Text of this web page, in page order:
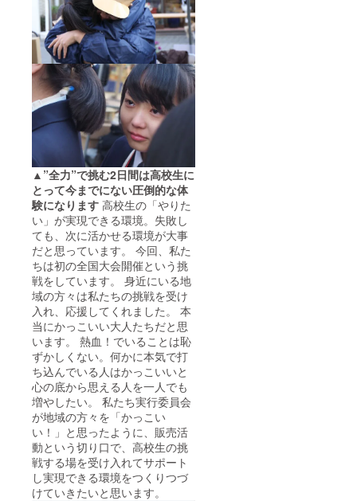
▲”全力”で挑む2日間は高校生に
とって今までにない圧倒的な体
験になります 高校生の「やりた
い」が実現できる環境。失敗し
ても、次に活かせる環境が大事
だと思っています。 今回、私た
ちは初の全国大会開催という挑
戦をしています。 身近にいる地
域の方々は私たちの挑戦を受け
入れ、応援してくれました。 本
当にかっこいい大人たちだと思
います。 熱血！でいることは恥
ずかしくない。何かに本気で打
ち込んでいる人はかっこいいと
心の底から思える人を一人でも
増やしたい。 私たち実行委員会
が地域の方々を「かっこい
い！」と思ったように、販売活
動という切り口で、高校生の挑
戦する場を受け入れてサポート
し実現できる環境をつくりつづ
けていきたいと思います。